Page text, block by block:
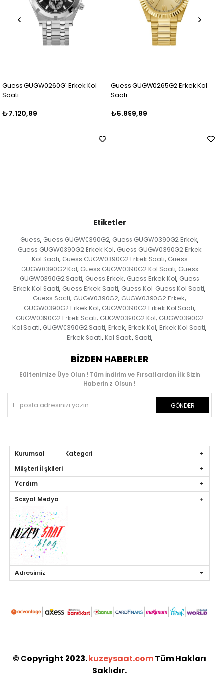
Erkek Kol
Guess GUGW0265G2 Erkek Kol
Guess
Etiketler
Guess, Guess GUGW0390G2, Guess GUGW0390G2 Erkek,
Guess GUGW0390G2 Erkek Kol, Guess GUGW0390G2 Erkek
Kol Saati, Guess GUGW0390G2 Erkek Saati, Guess
GUGW0390G2 Kol, Guess GUGW0390G2 Kol Saati, Guess
GUGW0390G2 Saati, Guess Erkek, Guess Erkek Kol, Guess
Erkek Kol Saati, Guess Erkek Saati, Guess Kol, Guess Kol Saati,
Guess Saati, GUGW0390G2, GUGW0390G2 Erkek,
GUGW0390G2 Erkek Kol, GUGW0390G2 Erkek Kol Saati,
GUGW0390G2 Erkek Saati, GUGW0390G2 Kol, GUGW0390G2
Kol Saati, GUGW0390G2 Saati, Erkek, Erkek Kol, Erkek Kol Saati,
Erkek Saati, Kol Saati, Saati,
BIZDEN HABERLER
Bültenimize Üye Olun ! Tüm İndirim ve Fırsatlardan İlk Sizin
Haberiniz Olsun !
GÖNDER
Kurumsal Kategori
Müşteri İlişkileri
Yardım
Sosyal Medya
Adresimiz
© Copyright 2023.kuzeysaat.comTüm Hakları
Saklıdır.